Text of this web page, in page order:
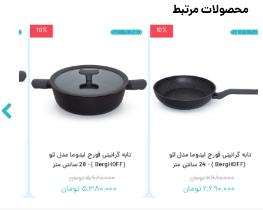
تابه گرانیتی فورج لیدوما مدل لئو
(BergHOFF ) - 28 سانتی متر
۵,۹۸۰,۰۰۰ تومان
۵,۳۸۰,۰۰۰ تومان
تابه گرانیتی فورج لیدوما مدل لئو
(BergHOFF ) - 24 سانتی متر
۲,۹۸۰,۰۰۰ تومان
۲,۶۹۰,۰۰۰ تومان
محصولات مرتبط